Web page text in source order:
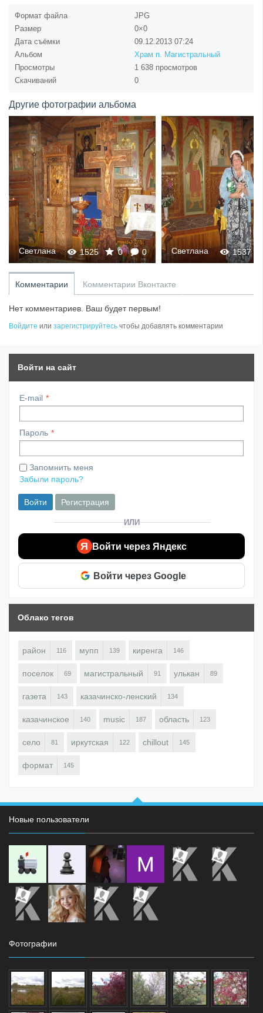
Формат файла
JPG
Размер
0×0
Дата съёмки
09.12.2013 07:24
Альбом
Храм п. Магистральный
Просмотры
1 638 просмотров
Скачиваний
0
Другие фотографии альбома
1525 0 0
Светлана 1537
Светлана
Комментарии Комментарии Вконтакте
Нет комментариев. Ваш будет первым!
Войдите или зарегистрируйтесь чтобы добавлять комментарии
Войти на сайт
E-mail
Пароль
Запомнить меня
Забыли пароль?
Войти Регистрация
ИЛИ
Я Войти через Яндекс
Войти через Google
Облако тегов
район 116 мупп 139 киренга 146
поселок 69 магистральный 91 улькан 89
газета 143 казачинско-ленский 134
казачинское 140 music 187 область 123
село 81 иркутская 122 chillout 145
формат 145
Новые пользователи
Фотографии